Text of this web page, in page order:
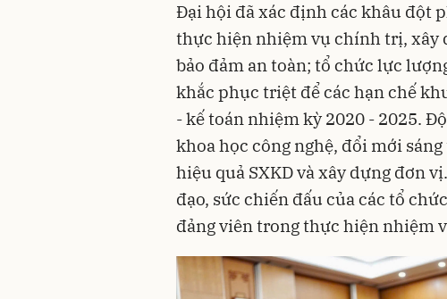
Đại hội đã xác định các khâu đột
thực hiện nhiệm vụ chính trị, xây
bảo đảm an toàn; tổ chức lực
khắc phục triệt để các hạn chế
- kế toán nhiệm kỳ 2020 - 2025.
khoa học công nghệ, đổi mới
hiệu quả SXKD và xây dựng đơn
đạo, sức chiến đấu của các tổ
đảng viên trong thực hiện nhiệm